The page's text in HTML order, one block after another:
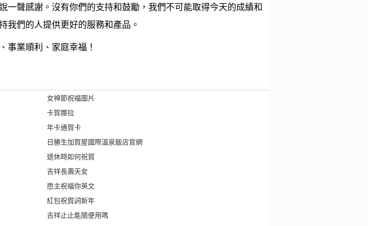
一聲感謝。沒有你們的支持和鼓勵，我們不可能取得今天的成績和
我們的人提供更好的服務和產品。
事業順利、家庭幸福！
女神節祝福圖片
卡賀娜拉
年卡通賀卡
日勝生加賀屋國際溫泉飯店官網
退休時如何祝賀
吉祥長壽天女
愿主祝福你英文
紅包祝賀詞新年
吉祥止止能隨便用嗎